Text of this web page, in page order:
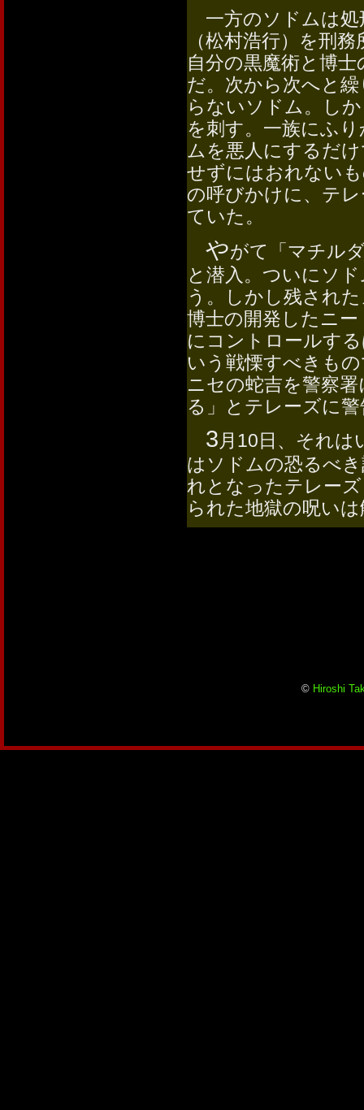
一方のソドムは処
（松村浩行）を刑
自分の黒魔術と博
だ。次から次へと
らないソドム。し
を刺す。一族にふ
ムを悪人にするだ
せずにはおれない
の呼びかけに、テ
ていた。
やがて「マチル
と潜入。ついにソ
う。しかし残され
博士の開発したニ
にコントロールす
いう戦慄すべきも
ニセの蛇吉を警察
る」とテレーズに
3月10日、それ
はソドムの恐るべ
れとなったテレー
られた地獄の呪い
© Hiroshi